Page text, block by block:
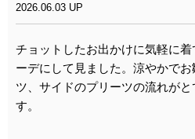
2026.06.03 UP
チョットしたお出かけに気軽に
ーデにして見ました。涼やかで
ツ、サイドのプリーツの流れが
す。